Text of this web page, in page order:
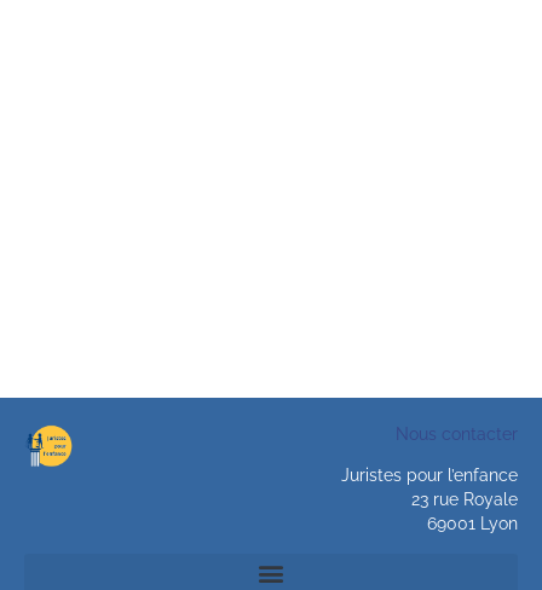
Nous contacter
Juristes pour l’enfance
23 rue Royale
69001 Lyon